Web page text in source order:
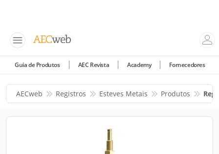
Guia de Produtos AEC Revista Academy Fornecedores
AECweb Registros Esteves Metais Produtos